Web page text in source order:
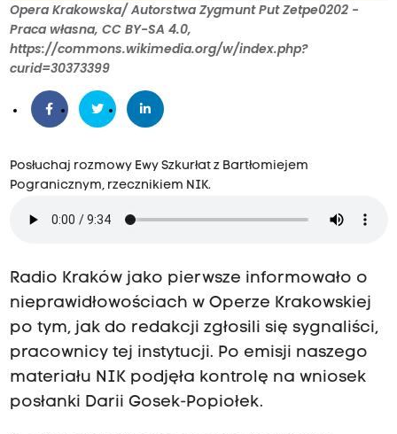
Opera Krakowska/ Autorstwa Zygmunt Put Zetpe0202 -
Praca własna, CC BY-SA 4.0,
https://commons.wikimedia.org/w/index.php?
curid=30373399
Posłuchaj rozmowy Ewy Szkurłat z Bartłomiejem
Pogranicznym, rzecznikiem NIK.
Radio Kraków jako pierwsze informowało o
nieprawidłowościach w Operze Krakowskiej
po tym, jak do redakcji zgłosili się sygnaliści,
pracownicy tej instytucji. Po emisji naszego
materiału NIK podjęła kontrolę na wniosek
posłanki Darii Gosek-Popiołek.